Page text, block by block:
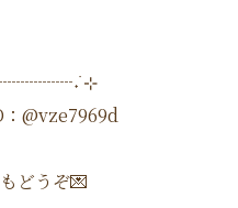
⊹
@vze7969d
どうぞ💌